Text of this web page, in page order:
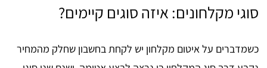
סוגי מקלחונים: איזה סוגים קיימים?
כשמדברים על איטום מקלחון יש לקחת בחשבון שחלק מהמחיר